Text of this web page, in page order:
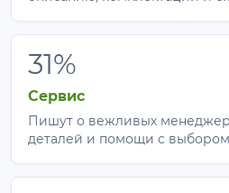
31%
Сервис
Пишут о вежливых
деталей и помощи с